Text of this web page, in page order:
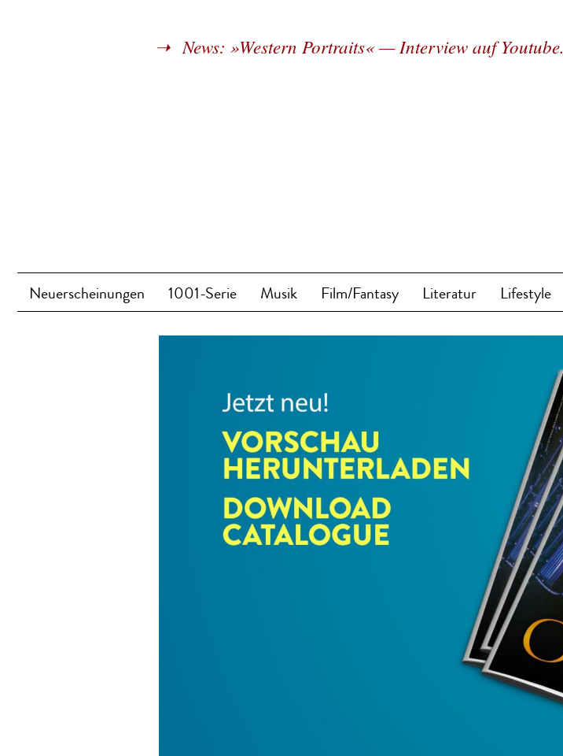
News: »Western Portraits« — Interview auf Youtube.
Neuerscheinungen 1001-Serie Musik Film/Fantasy Literatur Lifestyle